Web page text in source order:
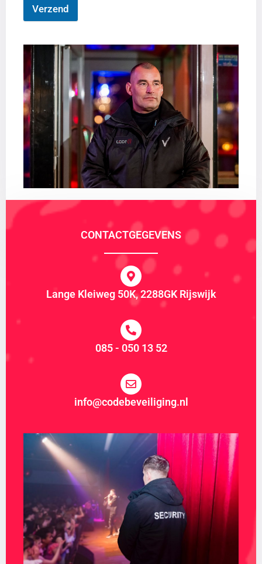
Verzend
CONTACTGEGEVENS
Lange Kleiweg 50K, 2288GK Rijswijk
085 - 050 13 52
info@codebeveiliging.nl